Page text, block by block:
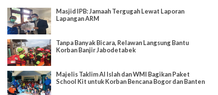
Masjid IPB: Jamaah Tergugah Lewat Laporan
Lapangan ARM
Tanpa Banyak Bicara, Relawan Langsung Bantu
Korban Banjir Jabodetabek
Majelis Taklim Al Islah dan WMI Bagikan Paket
School Kit untuk Korban Bencana Bogor dan Banten